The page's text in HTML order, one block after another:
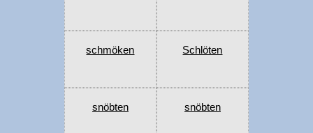
schmöken Schlöten
snöbten snöbten